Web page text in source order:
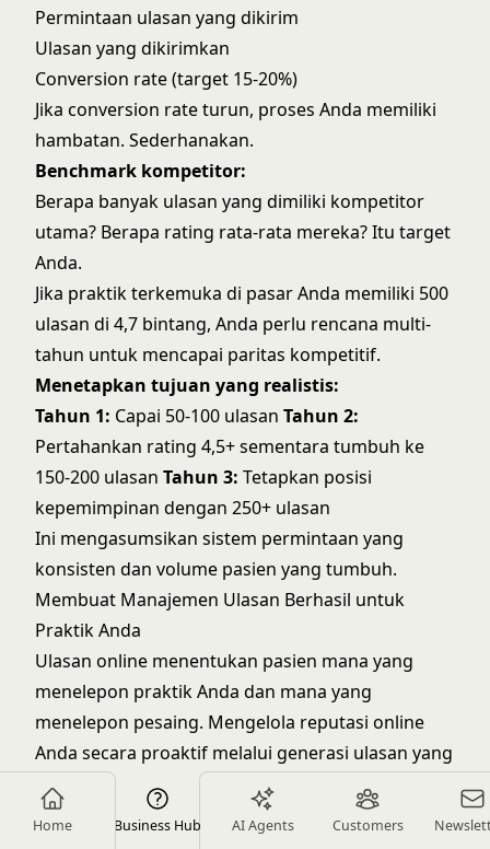
Home Business Hub AI Agents Customers
Permintaan ulasan yang dikirim
Ulasan yang dikirimkan
Conversion rate (target 15-20%)
Jika conversion rate turun, proses Anda memiliki
hambatan. Sederhanakan.
Benchmark kompetitor:
Berapa banyak ulasan yang dimiliki kompetitor
utama? Berapa rating rata-rata mereka? Itu target
Anda.
Jika praktik terkemuka di pasar Anda memiliki 500
ulasan di 4,7 bintang, Anda perlu rencana multi-
tahun untuk mencapai paritas kompetitif.
Menetapkan tujuan yang realistis:
Tahun 1: Capai 50-100 ulasan Tahun 2:
Pertahankan rating 4,5+ sementara tumbuh ke
150-200 ulasan Tahun 3: Tetapkan posisi
kepemimpinan dengan 250+ ulasan
Ini mengasumsikan sistem permintaan yang
konsisten dan volume pasien yang tumbuh.
Membuat Manajemen Ulasan Berhasil untuk
Praktik Anda
Ulasan online menentukan pasien mana yang
menelepon praktik Anda dan mana yang
menelepon pesaing. Mengelola reputasi online
Anda secara proaktif melalui generasi ulasan yang
konsisten dan respons yang profesional serta
patuh HIPAA adalah hal yang esensial untuk